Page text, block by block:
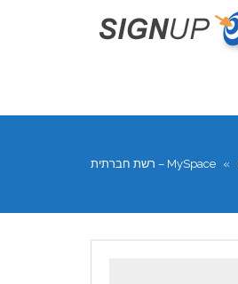
» MySpace – רשת חברתית